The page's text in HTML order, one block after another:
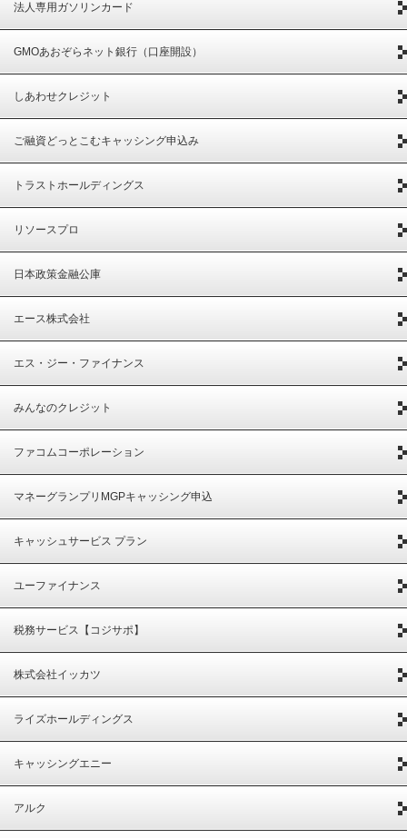
法人専用ガソリンカード
GMOあおぞらネット銀行（口座開設）
しあわせクレジット
ご融資どっとこむキャッシング申込み
トラストホールディングス
リソースプロ
日本政策金融公庫
エース株式会社
エス・ジー・ファイナンス
みんなのクレジット
ファコムコーポレーション
マネーグランプリMGPキャッシング申込
キャッシュサービス プラン
ユーファイナンス
税務サービス【コジサポ】
株式会社イッカツ
ライズホールディングス
キャッシングエニー
アルク